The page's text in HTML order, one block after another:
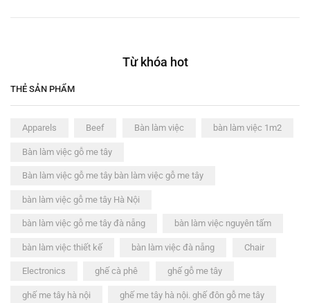
Từ khóa hot
THẺ SẢN PHẨM
Apparels Beef Bàn làm việc bàn làm việc 1m2
Bàn làm việc gỗ me tây
Bàn làm việc gỗ me tây bàn làm việc gỗ me tây
bàn làm việc gỗ me tây Hà Nội
bàn làm việc gỗ me tây đà nẵng bàn làm việc nguyên tấm
bàn làm việc thiết kế bàn làm việc đà nẵng Chair
Electronics ghế cà phê ghế gỗ me tây
ghế me tây hà nội ghế me tây hà nội. ghế đôn gỗ me tây